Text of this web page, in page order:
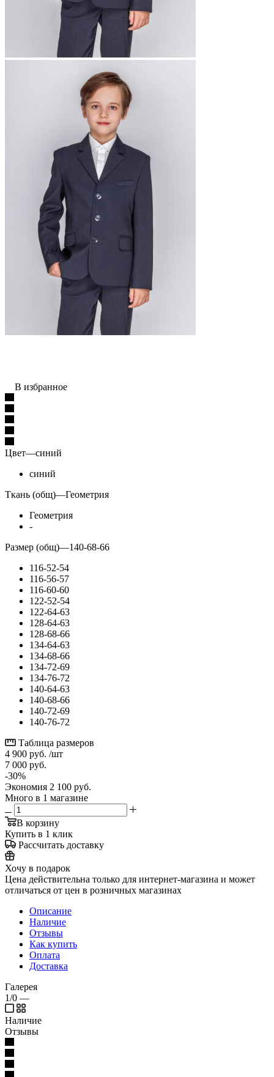
В избранное
Цвет—синий
синий
Ткань (общ)—Геометрия
Геометрия
-
Размер (общ)—140-68-66
116-52-54
116-56-57
116-60-60
122-52-54
122-64-63
128-64-63
128-68-66
134-64-63
134-68-66
134-72-69
134-76-72
140-64-63
140-68-66
140-72-69
140-76-72
Таблица размеров
4 900 руб. /шт
7 000 руб.
-30%
Экономия 2 100 руб.
Много в 1 магазине
В корзину
Купить в 1 клик
Рассчитать доставку
Хочу в подарок
Цена действительна только для интернет-магазина и может
отличаться от цен в розничных магазинах
Описание
Наличие
Отзывы
Как купить
Оплата
Доставка
Галерея
1/0 —
Наличие
Отзывы